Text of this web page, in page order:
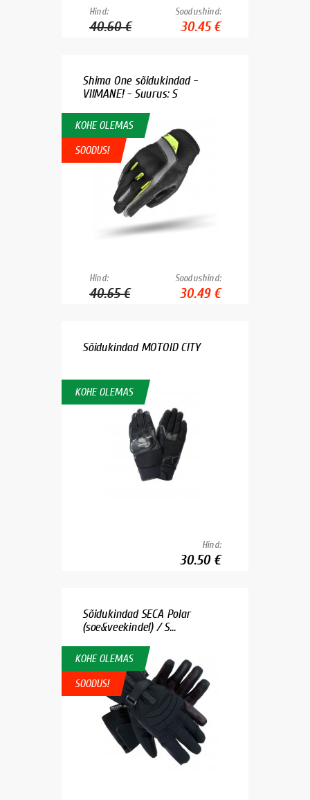
Hind:
40.60 €
Soodushind:
30.45 €
Shima One sõidukindad -
VIIMANE! - Suurus: S
KOHE OLEMAS
SOODUS!
Hind:
40.65 €
Soodushind:
30.49 €
Sõidukindad MOTOID CITY
KOHE OLEMAS
Hind:
30.50 €
Sõidukindad SECA Polar
(soe&veekindel) / S...
KOHE OLEMAS
SOODUS!